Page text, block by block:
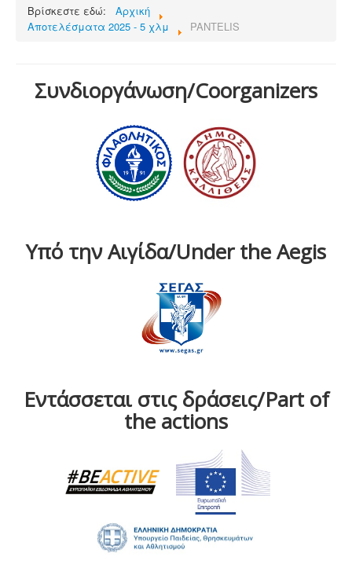
Βρίσκεστε εδώ:
Αρχική
Αποτελέσματα 2025 - 5 χλμ
PANTELIS
Συνδιοργάνωση/Coorganizers
Υπό την Αιγίδα/Under the Aegis
Εντάσσεται στις δράσεις/Part of
the actions